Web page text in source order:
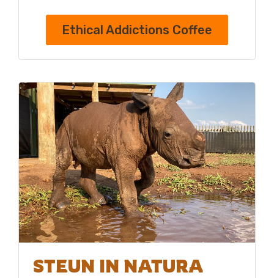
Ethical Addictions Coffee
STEUN IN NATURA